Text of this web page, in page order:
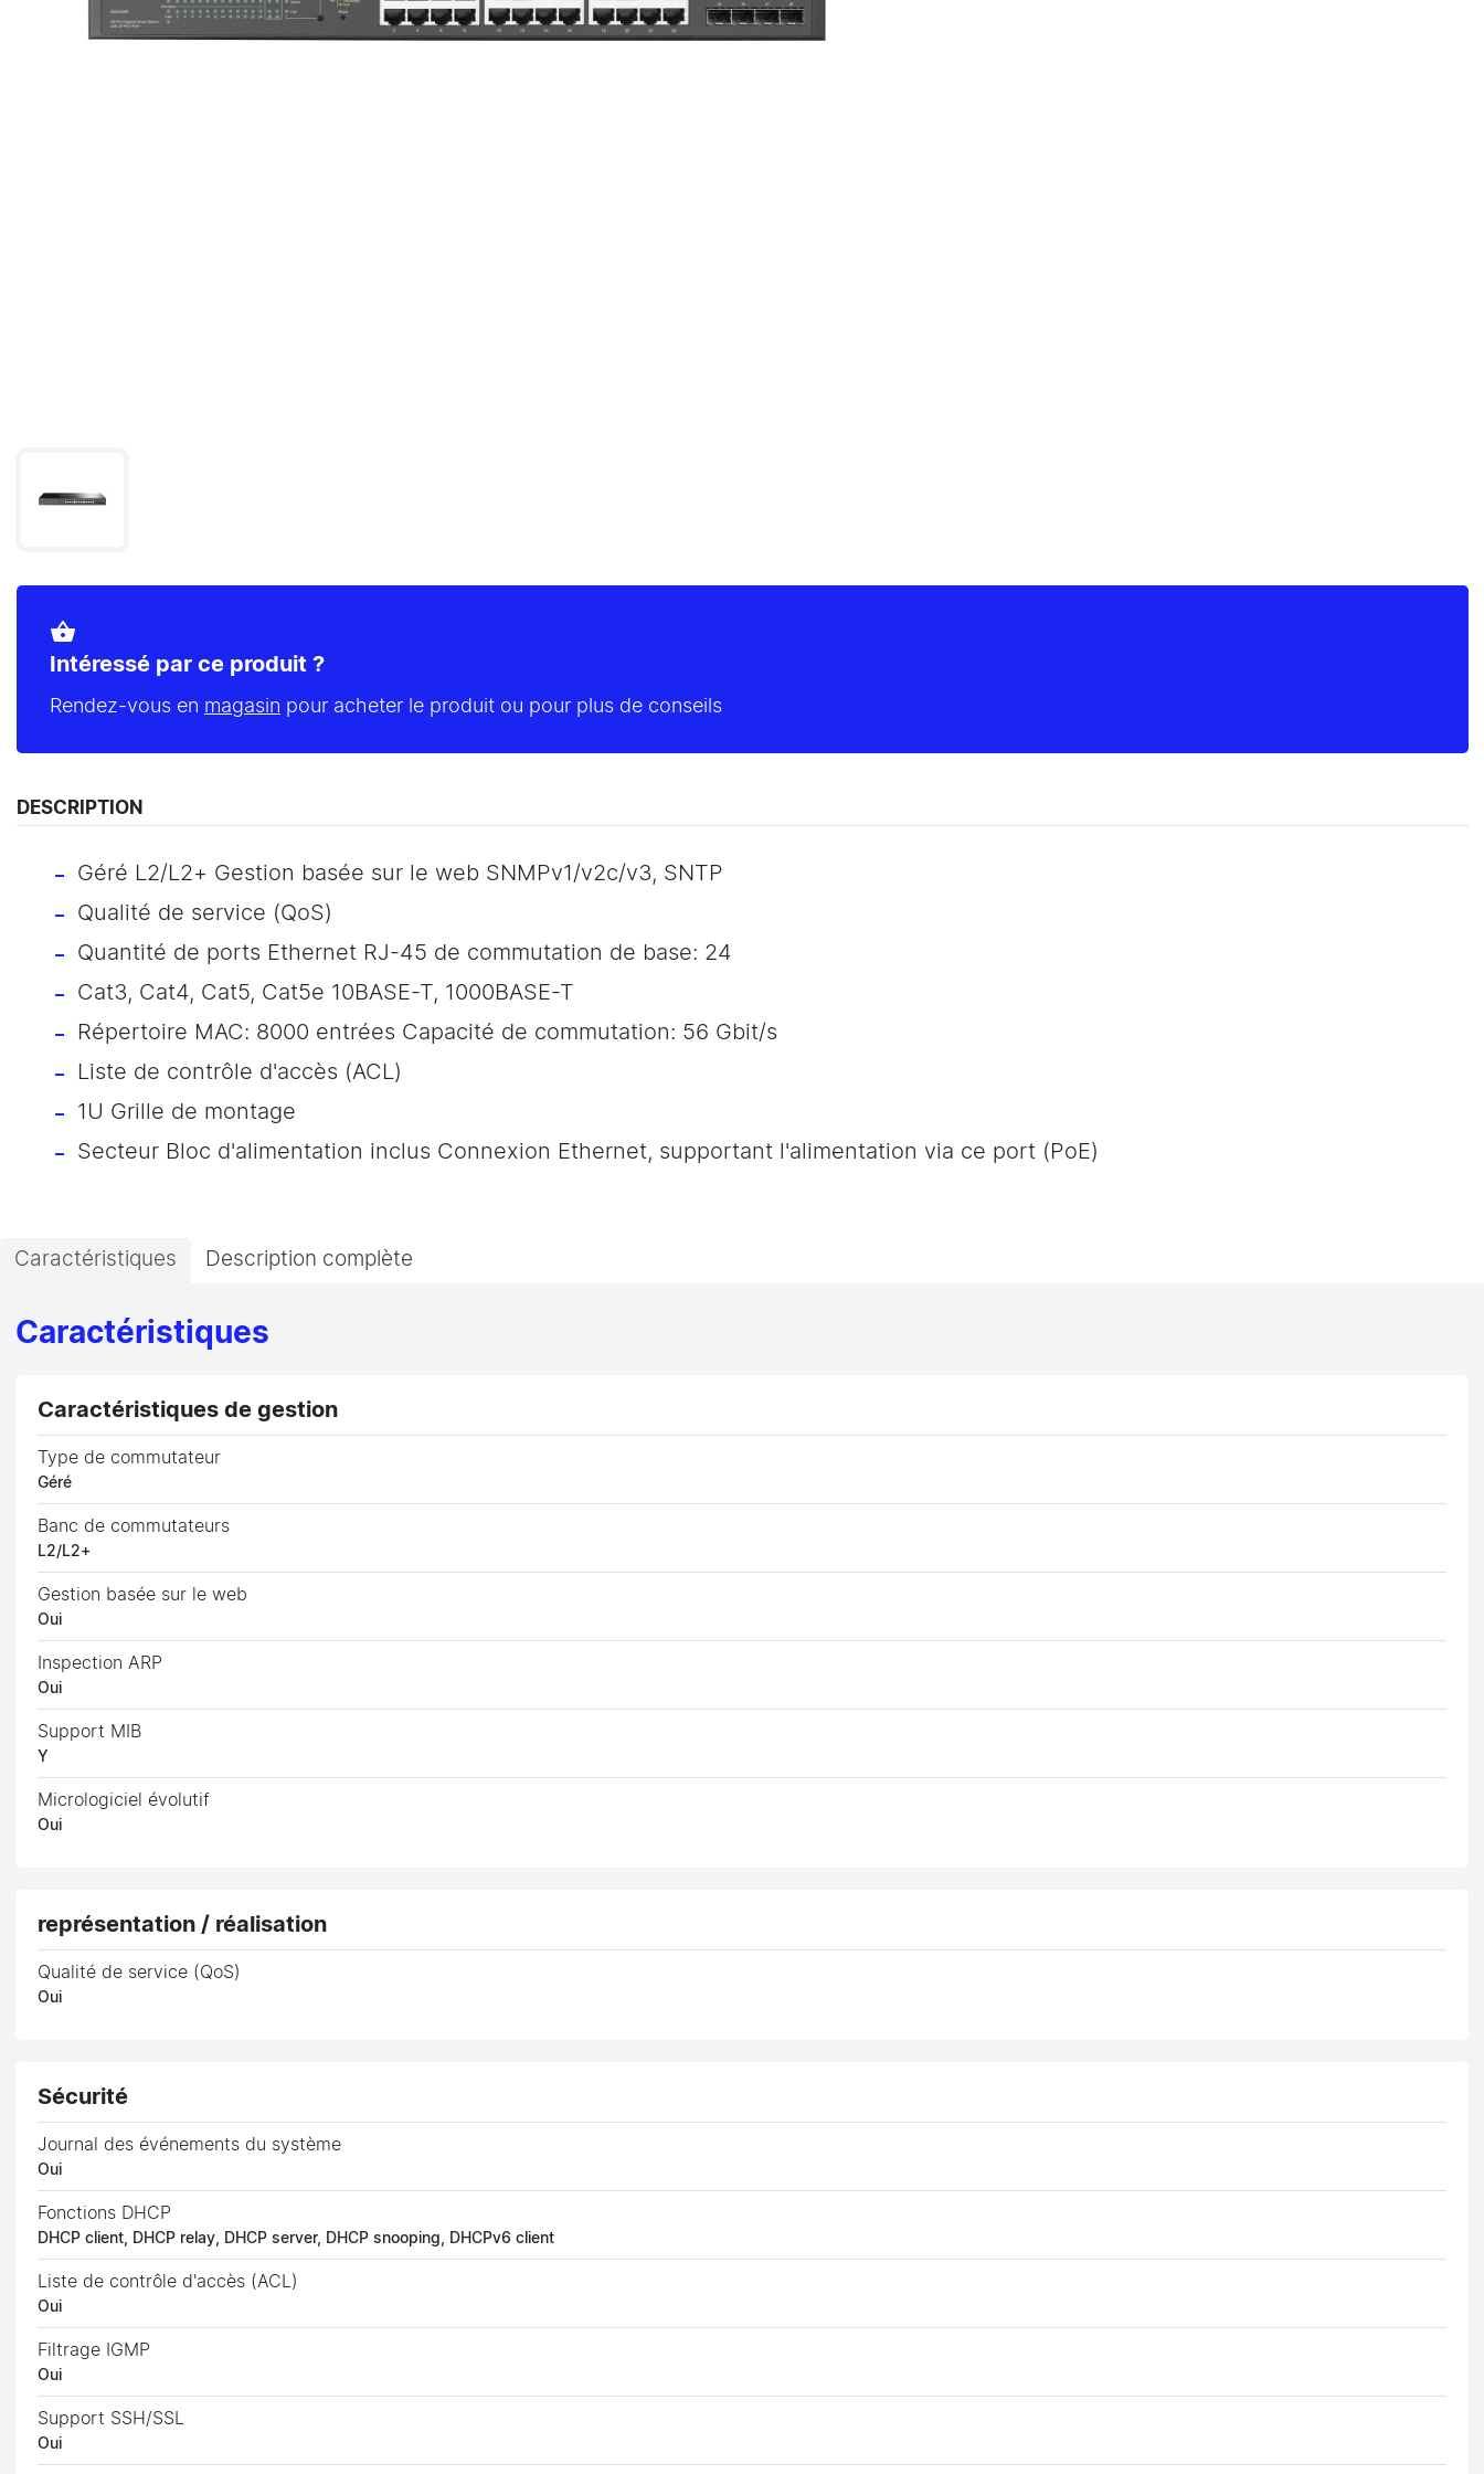
shopping_basket
Intéressé par ce produit ?
Rendez-vous en magasin pour acheter le produit ou pour plus de conseils
DESCRIPTION
Géré L2/L2+ Gestion basée sur le web SNMPv1/v2c/v3, SNTP
Qualité de service (QoS)
Quantité de ports Ethernet RJ-45 de commutation de base: 24
Cat3, Cat4, Cat5, Cat5e 10BASE-T, 1000BASE-T
Répertoire MAC: 8000 entrées Capacité de commutation: 56 Gbit/s
Liste de contrôle d'accès (ACL)
1U Grille de montage
Secteur Bloc d'alimentation inclus Connexion Ethernet, supportant l'alimentation via ce port (PoE)
Caractéristiques Description complète
Caractéristiques
Caractéristiques de gestion
Type de commutateur
Géré
Banc de commutateurs
L2/L2+
Gestion basée sur le web
Oui
Inspection ARP
Oui
Support MIB
Y
Micrologiciel évolutif
Oui
représentation / réalisation
Qualité de service (QoS)
Oui
Sécurité
Journal des événements du système
Oui
Fonctions DHCP
DHCP client, DHCP relay, DHCP server, DHCP snooping, DHCPv6 client
Liste de contrôle d'accès (ACL)
Oui
Filtrage IGMP
Oui
Support SSH/SSL
Oui